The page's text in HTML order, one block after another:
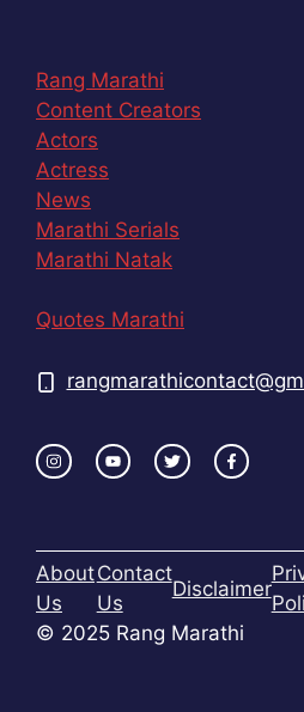
Rang Marathi
Content Creators
Actors
Actress
News
Marathi Serials
Marathi Natak
Quotes Marathi
About
Us
Contact
Us
Disclaimer
© 2025 Rang Marathi